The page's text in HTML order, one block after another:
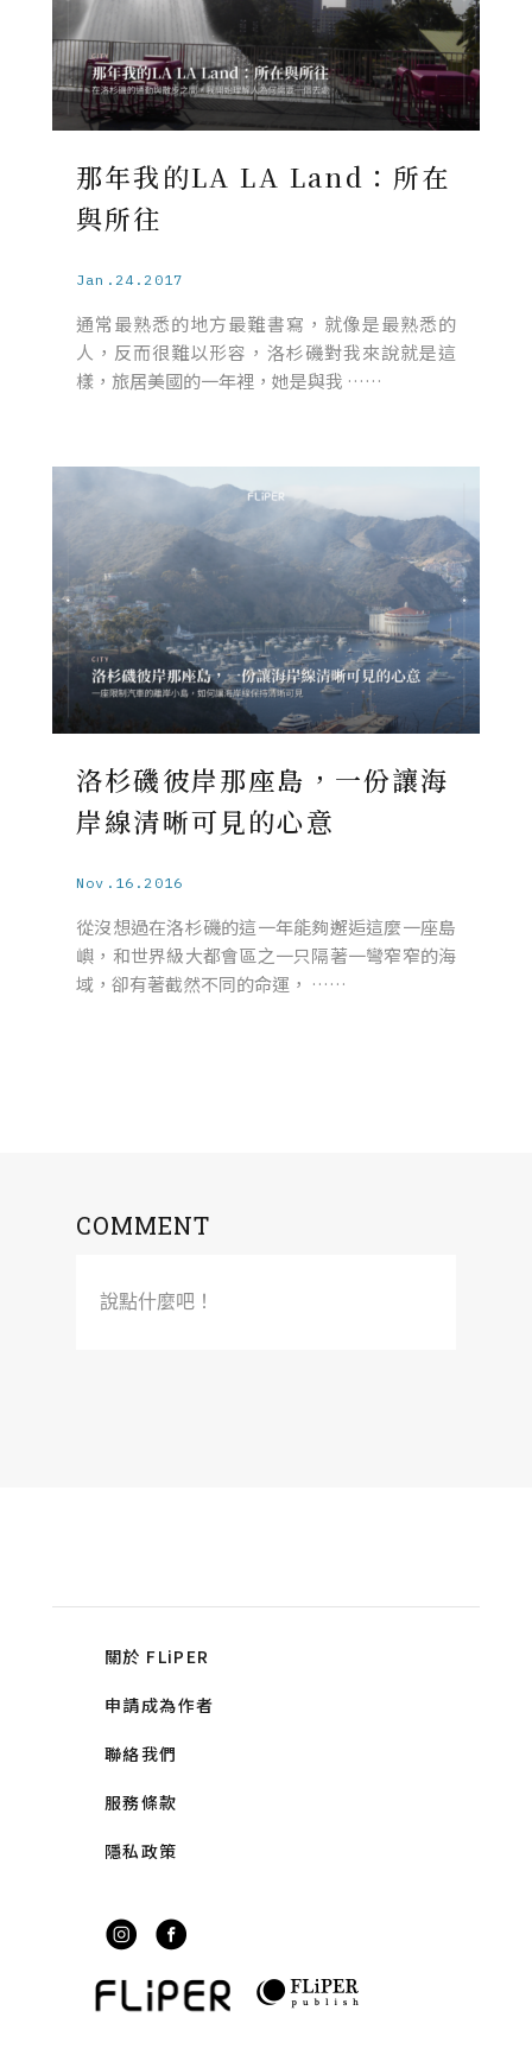
那年我的LA LA Land：所在
與所往
Jan.24.2017
通常最熟悉的地方最難書寫，就像是最熟悉的
人，反而很難以形容，洛杉磯對我來說就是這
樣，旅居美國的一年裡，她是與我 ……
洛杉磯彼岸那座島，一份讓海
岸線清晰可見的心意
Nov.16.2016
從沒想過在洛杉磯的這一年能夠邂逅這麼一座島
嶼，和世界級大都會區之一只隔著一彎窄窄的海
域，卻有著截然不同的命運， ……
COMMENT
說點什麼吧！
關於 FLiPER
申請成為作者
聯絡我們
服務條款
隱私政策